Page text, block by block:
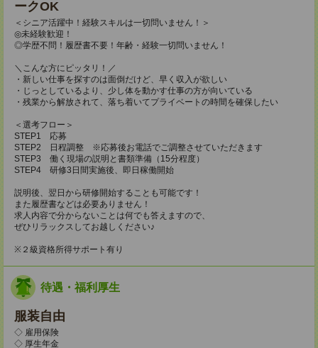
ークOK
＜シニア活躍中！経験スキルは一切問いません！＞
◎未経験歓迎！
◎学歴不問！履歴書不要！年齢・経験一切問いません！
＼こんな方にピッタリ！／
・新しい仕事を探すのは面倒だけど、早く収入が欲しい
・じっとしているより、少し体を動かす仕事の方が向いている
・残業から解放されて、落ち着いてプライベートの時間を確保したい
＜選考フロー＞
STEP1 応募
STEP2 日程調整 ※応募後お電話でご調整させていただきます
STEP3 働く現場の説明と書類準備（15分程度）
STEP4 研修3日間実施後、即日稼働開始
説明後、翌日から研修開始することも可能です！
また履歴書などは必要ありません！
求人内容で分からないことは何でも答えますので、
ぜひリラックスしてお越しください♪
※２級資格所得サポート有り
待遇・福利厚生
服装自由
◇ 雇用保険
◇ 厚生年金